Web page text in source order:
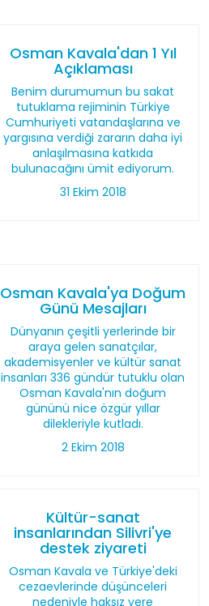
Osman Kavala'dan 1 Yıl
Açıklaması
Benim durumumun bu sakat
tutuklama rejiminin Türkiye
Cumhuriyeti vatandaşlarına ve
yargısına verdiği zararın daha iyi
anlaşılmasına katkıda
bulunacağını ümit ediyorum.
31 Ekim 2018
Osman Kavala'ya Doğum
Günü Mesajları
Dünyanın çeşitli yerlerinde bir
araya gelen sanatçılar,
akademisyenler ve kültür sanat
insanları 336 gündür tutuklu olan
Osman Kavala'nın doğum
gününü nice özgür yıllar
dilekleriyle kutladı.
2 Ekim 2018
Kültür-sanat
insanlarından Silivri'ye
destek ziyareti
Osman Kavala ve Türkiye'deki
cezaevlerinde düşünceleri
nedeniyle haksız yere